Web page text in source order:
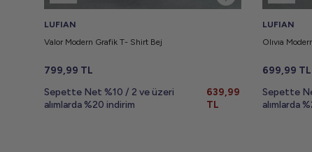
LUFIAN
Valor Modern Grafik T- Shirt Bej
799,99 TL
Sepette Net %10 / 2 ve üzeri
alımlarda %20 indirim
639,99
TL
LUFIAN
Olıvıa
699,99 TL
Sepette
alımlarda